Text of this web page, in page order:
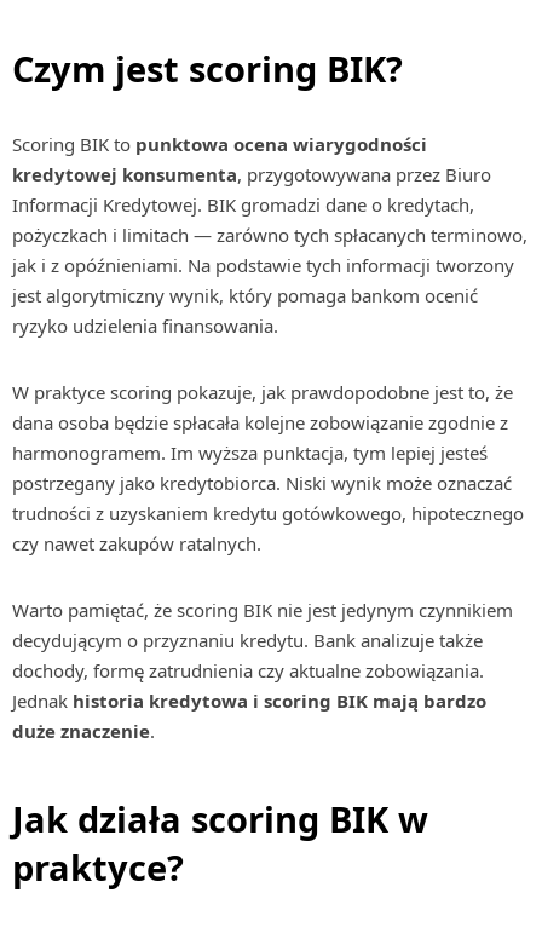
Czym jest scoring BIK?
Scoring BIK to punktowa ocena wiarygodności
kredytowej konsumenta, przygotowywana przez Biuro
Informacji Kredytowej. BIK gromadzi dane o kredytach,
pożyczkach i limitach — zarówno tych spłacanych terminowo,
jak i z opóźnieniami. Na podstawie tych informacji tworzony
jest algorytmiczny wynik, który pomaga bankom ocenić
ryzyko udzielenia finansowania.
W praktyce scoring pokazuje, jak prawdopodobne jest to, że
dana osoba będzie spłacała kolejne zobowiązanie zgodnie z
harmonogramem. Im wyższa punktacja, tym lepiej jesteś
postrzegany jako kredytobiorca. Niski wynik może oznaczać
trudności z uzyskaniem kredytu gotówkowego, hipotecznego
czy nawet zakupów ratalnych.
Warto pamiętać, że scoring BIK nie jest jedynym czynnikiem
decydującym o przyznaniu kredytu. Bank analizuje także
dochody, formę zatrudnienia czy aktualne zobowiązania.
Jednak historia kredytowa i scoring BIK mają bardzo
duże znaczenie.
Jak działa scoring BIK w
praktyce?